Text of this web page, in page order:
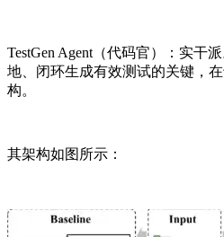
TestGen Agent（代码官）：实干
地、闭环生成有效测试的关键，
构。
其架构如图所示：